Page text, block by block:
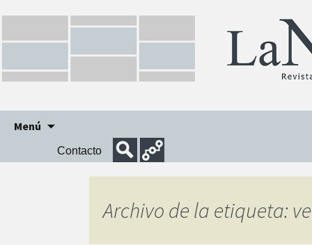
Menú
contenido
Contacto
Archivo de la etiqueta: